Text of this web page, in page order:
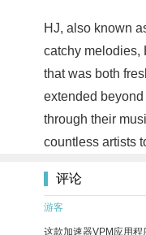
HJ, also known
catchy melodies,
that was both
extended
through their
countless artists
评论
游客
这款加速器VPM应用程